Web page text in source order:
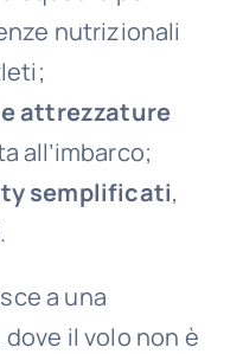
nutrizionali
attrezzature
all’imbarco;
semplificati,
a una
il volo non è